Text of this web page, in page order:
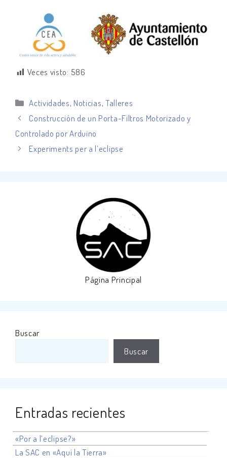
Veces visto: 586
Categorías
Actividades, Noticias, Talleres
Construcción de un Porta-Filtros Motorizado y
Controlado por Arduino
Experiments per a l’eclipse
Página Principal
Buscar
Buscar
Entradas recientes
«Por a l’eclipse?»
La SAC en «Aquí la Tierra»